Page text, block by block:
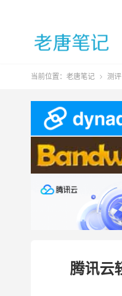
当前位置： 老唐笔记  测评
腾讯云